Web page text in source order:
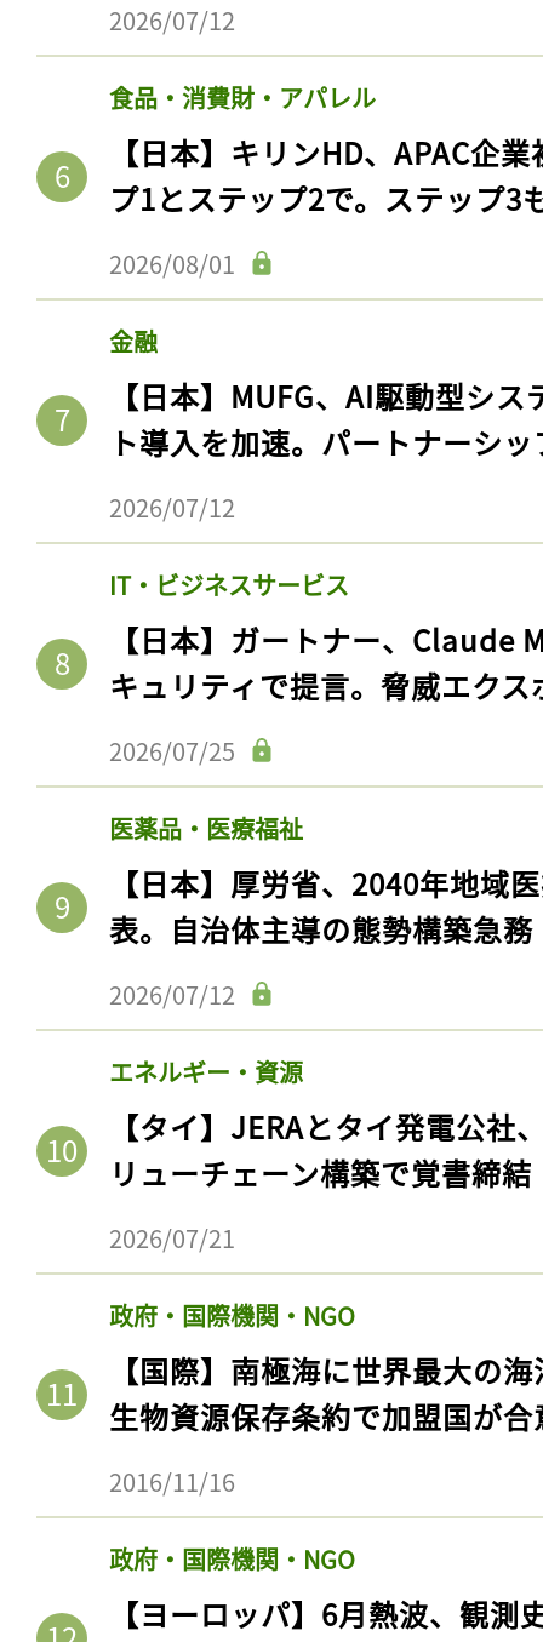
2026/07/12
食品・消費財・アパレル
【日本】キリンHD、APAC企
プ1とステップ2で。ステップ3
2026/08/01
金融
【日本】MUFG、AI駆動型シ
ト導入を加速。パートナーシ
2026/07/12
IT・ビジネスサービス
【日本】ガートナー、Claude
キュリティで提言。脅威エク
2026/07/25
医薬品・医療福祉
【日本】厚労省、2040年地域
表。自治体主導の態勢構築急務
2026/07/12
エネルギー・資源
【タイ】JERAとタイ発電公社
リューチェーン構築で覚書締結
2026/07/21
政府・国際機関・NGO
【国際】南極海に世界最大の
生物資源保存条約で加盟国が合
2016/11/16
政府・国際機関・NGO
【ヨーロッパ】6月熱波、観